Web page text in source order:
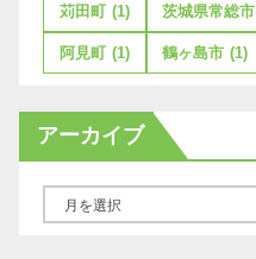
苅田町 (1) 茨城県常総市
阿見町 (1) 鶴ヶ島市 (1)
アーカイブ